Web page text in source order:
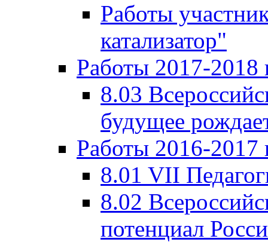
Работы
катализатор"
Работы 2017-2018
8.03
будущее
Работы 2016-2017
8.01 VII
8.02
потенциал